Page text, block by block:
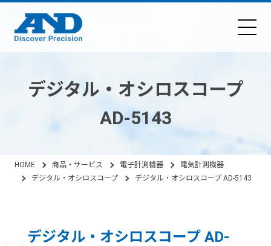
デジタル・オシロスコープ
AD-5143
HOME 商品・サービス 電子計測機器
電気計測機器
デジタル・オシロスコープ
デジタル・オシロスコープ AD-5143
デジタル・オシロスコープ AD-